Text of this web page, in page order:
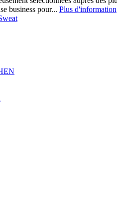
business pour... Plus d'information